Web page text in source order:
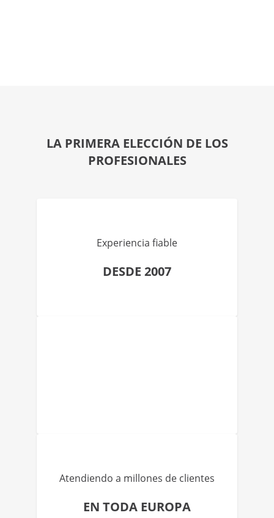
LA PRIMERA ELECCIÓN DE LOS
PROFESIONALES
Experiencia fiable
DESDE 2007
Atendiendo a millones de clientes
EN TODA EUROPA